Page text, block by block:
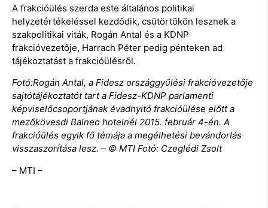
A frakcióülés szerda este általános politikai
helyzetértékeléssel kezdődik, csütörtökön lesznek a
szakpolitikai viták, Rogán Antal és a KDNP
frakcióvezetője, Harrach Péter pedig pénteken ad
tájékoztatást a frakcióülésről.
Fotó:Rogán Antal, a Fidesz országgyűlési frakcióvezetője
sajtótájékoztatót tart a Fidesz-KDNP parlamenti
képviselőcsoportjának évadnyitó frakcióülése előtt a
mezőkövesdi Balneo hotelnél 2015. február 4-én. A
frakcióülés egyik fő témája a megélhetési bevándorlás
visszaszorítása lesz. – © MTI Fotó: Czeglédi Zsolt
– MTI –